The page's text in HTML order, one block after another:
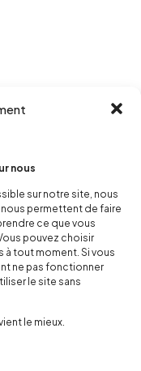
nous
sur notre site, nous
permettent de faire
ce que vous
pouvez choisir
tout moment. Si vous
ne pas fonctionner
le site sans
le mieux.